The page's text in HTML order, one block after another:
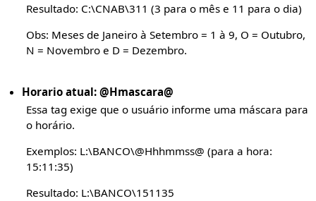
Resultado: C:\CNAB\311 (3 para o mês e 11 para o dia)
Obs: Meses de Janeiro à Setembro = 1 à 9, O = Outubro,
N = Novembro e D = Dezembro.
Horario atual: @Hmascara@
Essa tag exige que o usuário informe uma máscara para
o horário.
Exemplos: L:\BANCO\@Hhhmmss@ (para a hora:
15:11:35)
Resultado: L:\BANCO\151135